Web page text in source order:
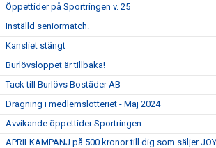
Öppettider på Sportringen v. 25
Inställd seniormatch.
Kansliet stängt
Burlövsloppet är tillbaka!
Tack till Burlövs Bostäder AB
Dragning i medlemslotteriet - Maj 2024
Avvikande öppettider Sportringen
APRILKAMPANJ på 500 kronor till dig som säljer